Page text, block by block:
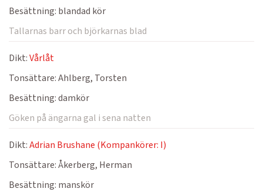
Besättning: blandad kör
Tallarnas barr och björkarnas blad
Dikt:Vårlåt
Tonsättare:Ahlberg, Torsten
Besättning:damkör
Göken på ängarna gal i sena natten
Dikt:Adrian Brushane (Kompankörer: I)
Tonsättare:Åkerberg, Herman
Besättning: manskör